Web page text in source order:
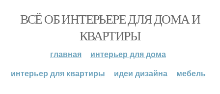
ВСЁ ОБ ИНТЕРЬЕРЕ ДЛЯ ДОМА И
КВАРТИРЫ
главная
интерьер для дома
интерьер для квартиры
идеи дизайна мебель